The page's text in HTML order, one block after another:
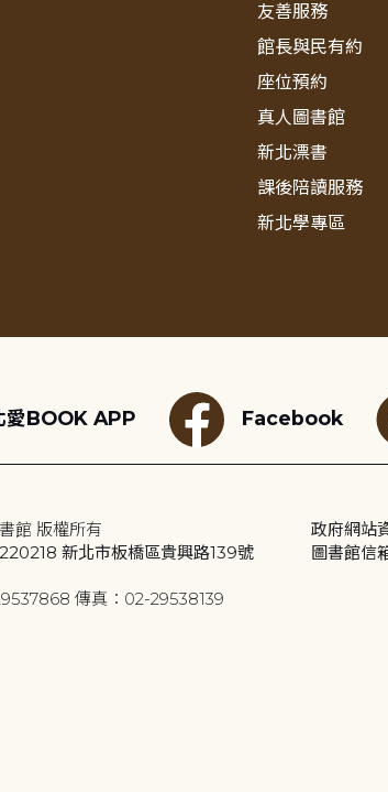
友善服務
館長與民有約
座位預約
真人圖書館
新北漂書
課後陪讀服務
新北學專區
愛BOOK APP Facebook
館 版權所有
新北市板橋區貴興路139號
傳真：02-29538139
政府網站
圖書館信